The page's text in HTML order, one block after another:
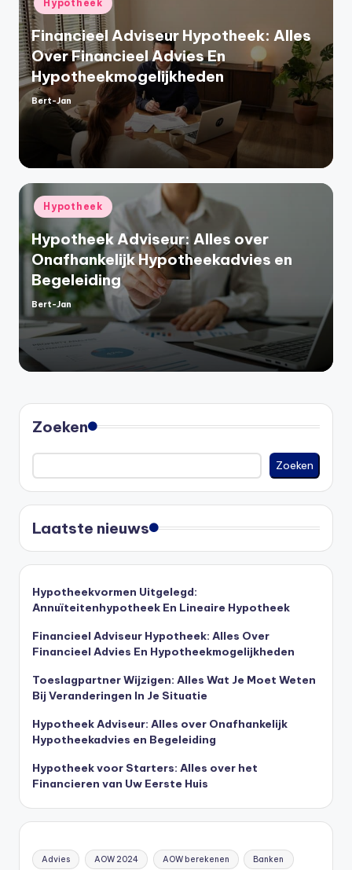
in
Hypotheek
Financieel Adviseur Hypotheek: Alles
Over Financieel Advies En
Hypotheekmogelijkheden
Geplaatst
Bert-Jan
Geplaatst
in
Hypotheek
Hypotheek Adviseur: Alles over
Onafhankelijk Hypotheekadvies en
Begeleiding
Geplaatst
door
Bert-Jan
Zoeken
Zoeken
Laatste nieuws
Hypotheekvormen Uitgelegd:
Annuïteitenhypotheek En Lineaire Hypotheek
Financieel Adviseur Hypotheek: Alles Over
Financieel Advies En Hypotheekmogelijkheden
Toeslagpartner Wijzigen: Alles Wat Je Moet Weten
Bij Veranderingen In Je Situatie
Hypotheek Adviseur: Alles over Onafhankelijk
Hypotheekadvies en Begeleiding
Hypotheek voor Starters: Alles over het
Financieren van Uw Eerste Huis
Advies AOW 2024 AOW berekenen Banken